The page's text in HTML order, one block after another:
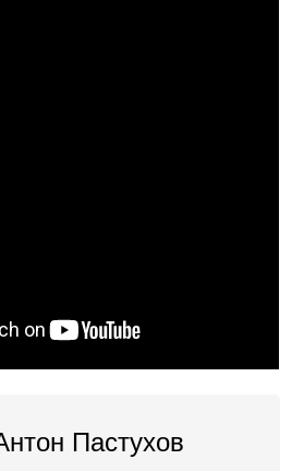
Пастухов